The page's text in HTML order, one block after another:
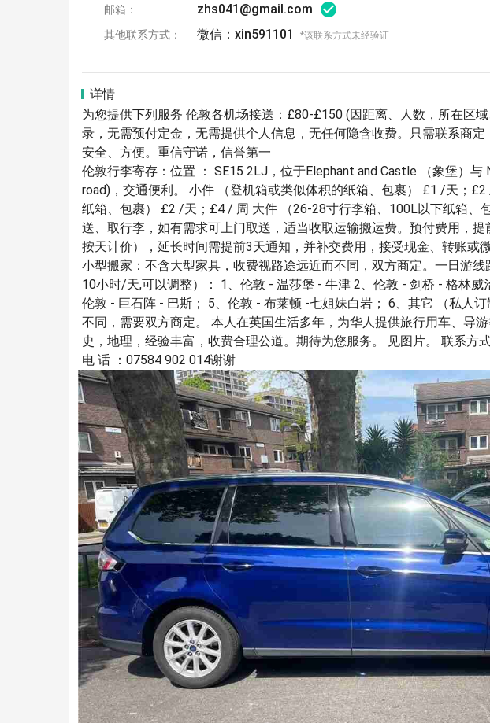
邮箱： zhs041@gmail.com
其他联系方式： 微信：xin591101 *该联系方式未经验证
详情
为您提供下列服务 伦敦各机场接送：£80-£150 (因距离、人数，所在区
录，无需预付定金，无需提供个人信息，无任何隐含收费。只需联系商定
安全、方便。重信守诺，信誉第一
伦敦行李寄存：位置 ： SE15 2LJ，位于Elephant and Castle （象堡）与
road)，交通便利。 小件 （登机箱或类似体积的纸箱、包裹） £1 /天；
纸箱、包裹） £2 /天；£4 / 周 大件 （26-28寸行李箱、100L以下纸箱、
送、取行李，如有需求可上门取送，适当收取运输搬运费。预付费用，提
按天计价），延长时间需提前3天通知，并补交费用，接受现金、转账或
小型搬家：不含大型家具，收费视路途远近而不同，双方商定。一日游线
10小时/天,可以调整）： 1、伦敦 - 温莎堡 - 牛津 2、伦敦 - 剑桥 - 格林威
伦敦 - 巨石阵 - 巴斯； 5、伦敦 - 布莱顿 -七姐妹白岩； 6、其它 （私人
不同，需要双方商定。 本人在英国生活多年，为华人提供旅行用车、导
史，地理，经验丰富，收费合理公道。期待为您服务。 见图片。 联系方
电 话 ：07584 902 014谢谢